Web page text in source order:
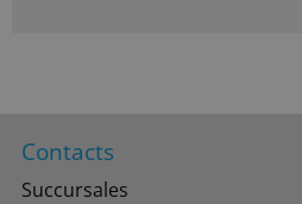
Contacts
Succursales